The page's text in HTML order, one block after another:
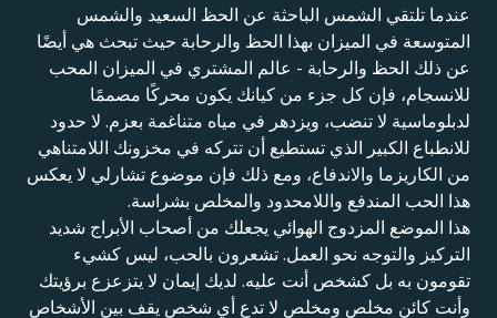
عندما تلتقي الشمس الباحثة عن الحظ السعيد والشمس
المتوسعة في الميزان بهذا الحظ والرحابة حيث تبحث هي أيضًا
عن ذلك الحظ والرحابة - عالم المشتري في الميزان المحب
للانسجام، فإن كل جزء من كيانك يكون محركًا مصممًا
لدبلوماسية لا تنضب، ويزدهر في مياه متناغمة بعزم. لا حدود
للانطباع الكبير الذي تستطيع أن تتركه في مخزونك اللامتناهي
من الكاريزما والاندفاع، ومع ذلك فإن موضوع تشارلي لا يعكس
هذا الحب المندفع واللامحدود والمخلص بشراسة.
هذا الموضع المزدوج الهوائي يجعلك من أصحاب الأبراج شديد
التركيز والتوجه نحو العمل. تشعرون بالحب، ليس كشيء
تقومون به بل كشخص أنت عليه. لديك إيمان لا يتزعزع برؤيتك
وأنت كائن مخلص ومخلص لا تدع أي شخص يقف بين الأشخاص